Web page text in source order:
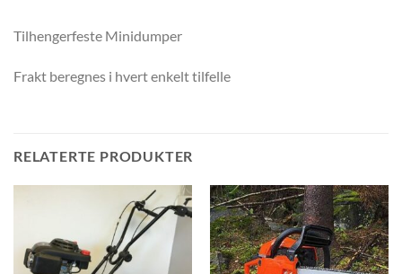
Tilhengerfeste Minidumper
Frakt beregnes i hvert enkelt tilfelle
RELATERTE PRODUKTER